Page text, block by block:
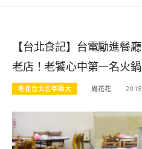
【台北食記】台電勵進餐
老店！老饕心中第一名火
吃在台北古亭師大 周花花